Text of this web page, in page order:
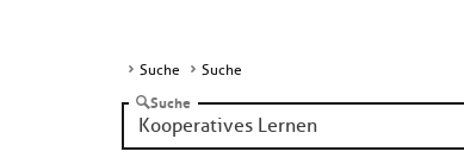
Suche Suche
Suche